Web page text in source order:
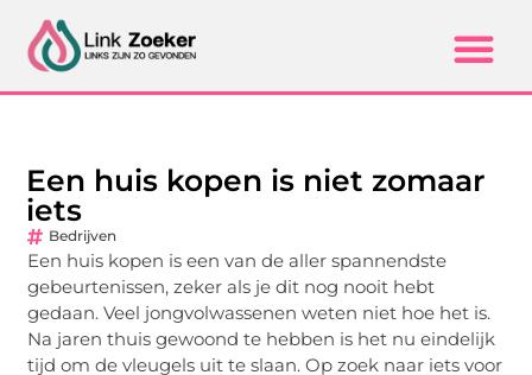
Een huis kopen is niet zomaar
iets
Bedrijven
Een huis kopen is een van de aller spannendste
gebeurtenissen, zeker als je dit nog nooit hebt
gedaan. Veel jongvolwassenen weten niet hoe het is.
Na jaren thuis gewoond te hebben is het nu eindelijk
tijd om de vleugels uit te slaan. Op zoek naar iets voor